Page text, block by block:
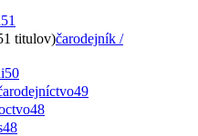
51
titulov)čarodejník /
50
49
48
48